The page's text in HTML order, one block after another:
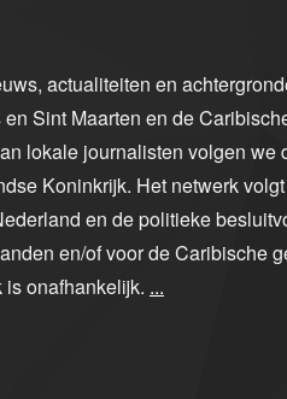
actualiteiten en
Sint Maarten en de
lokale journalisten volgen we
Koninkrijk. Het netwerk
en de politieke
en/of voor de Caribische
onafhankelijk. ...